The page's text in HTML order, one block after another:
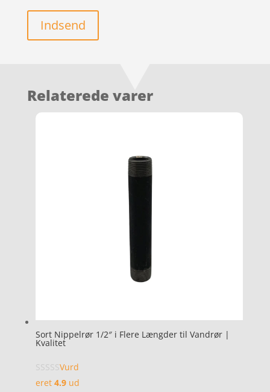
Indsend
Relaterede varer
Sort Nippelrør 1/2″ i Flere Længder til Vandrør |
Kvalitet
Vurd
eret 4.9ud